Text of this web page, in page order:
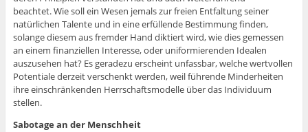
beachtet. Wie soll ein Wesen jemals zur freien Entfaltung seiner
natürlichen Talente und in eine erfüllende Bestimmung finden,
solange diesem aus fremder Hand diktiert wird, wie dies gemessen
an einem finanziellen Interesse, oder uniformierenden Idealen
auszusehen hat? Es geradezu erscheint unfassbar, welche wertvollen
Potentiale derzeit verschenkt werden, weil führende Minderheiten
ihre einschränkenden Herrschaftsmodelle über das Individuum
stellen.
Sabotage an der Menschheit